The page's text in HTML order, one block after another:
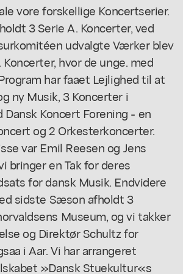
vore forskellige Koncertserier.
3 Serie A. Koncerter, ved
udvalgte Værker blev
hvor de unge. med
har faaet Lejlighed til at
ny Musik, 3 Koncerter i
Dansk Koncert Forening - en
og 2 Orkesterkoncerter.
var Emil Reesen og Jens
bringer en Tak for deres
for dansk Musik. Endvidere
sidste Sæson afholdt 3
Museum, og vi takker
og Direktør Schultz for
i Aar. Vi har arrangeret
»Dansk Stuekultur«s